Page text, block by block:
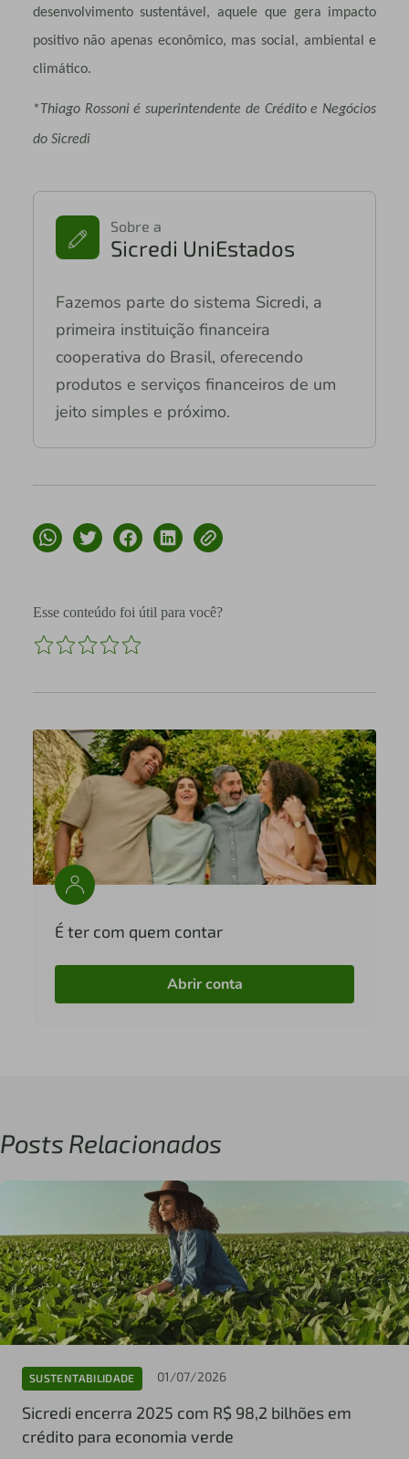
desenvolvimento sustentável, aquele que gera impacto
positivo não apenas econômico, mas social, ambiental e
climático.
* Thiago Rossoni é superintendente de Crédito e Negócios
do Sicredi
Sobre a
Sicredi UniEstados
Fazemos parte do sistema Sicredi, a
primeira instituição financeira
cooperativa do Brasil, oferecendo
produtos e serviços financeiros de um
jeito simples e próximo.
Esse conteúdo foi útil para você?
É ter com quem contar
Abrir conta
Posts Relacionados
SUSTENTABILIDADE 01/07/2026
Sicredi encerra 2025 com R$ 98,2 bilhões em
crédito para economia verde